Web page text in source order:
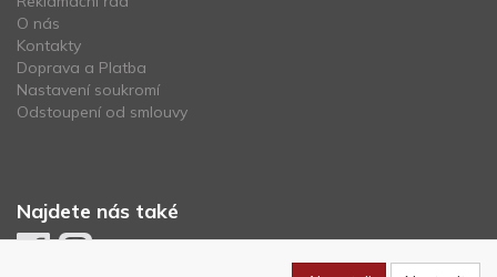
O nás
Kontakty
Doprava a Platba
Nastavení soukromí
Odstoupení od smlouvy
Najdete nás také